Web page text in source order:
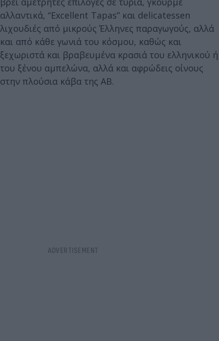
αλλαντικά, “Εxcellent Tapas” και delicatessen
λιχουδιές από μικρούς Έλληνες παραγωγούς, αλλά
και από κάθε γωνιά του κόσμου, καθώς και
ξεχωριστά και βραβευμένα κρασιά του ελληνικού ή
του ξένου αμπελώνα, αλλά και αφρώδεις οίνους
στην πλούσια κάβα της ΑΒ.